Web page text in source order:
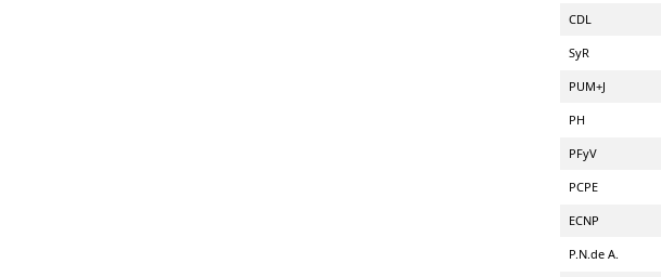
CDL
SyR
PUM+J
PH
PFyV
PCPE
ECNP
P.N.de A.